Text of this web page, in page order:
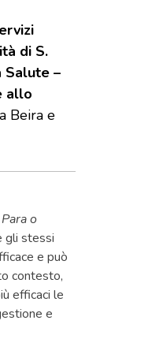
di S.
Salute –
allo
Beira e
o
gli stessi
e può
contesto,
efficaci le
e